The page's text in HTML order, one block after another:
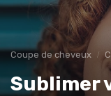
Coupe de cheveux
Sublimer